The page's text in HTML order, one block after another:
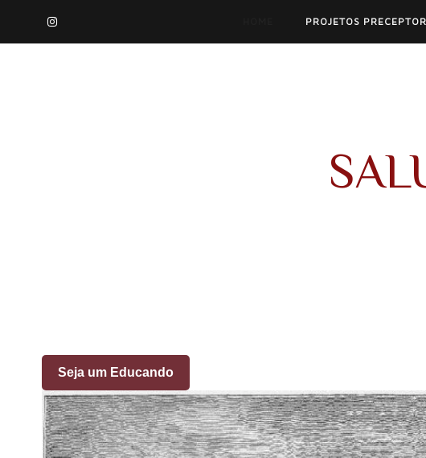
PROJETOS
Seja um Educando